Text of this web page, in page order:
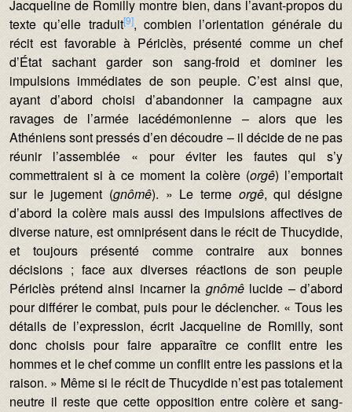
Jacqueline de Romilly montre bien, dans l’avant-propos du
texte qu’elle traduit[9], combien l’orientation générale du
récit est favorable à Périclès, présenté comme un chef
d’État sachant garder son sang-froid et dominer les
impulsions immédiates de son peuple. C’est ainsi que,
ayant d’abord choisi d’abandonner la campagne aux
ravages de l’armée lacédémonienne – alors que les
Athéniens sont pressés d’en découdre – il décide de ne pas
réunir l’assemblée « pour éviter les fautes qui s’y
commettraient si à ce moment la colère (orgê) l’emportait
sur le jugement (gnômê). » Le terme orgê, qui désigne
d’abord la colère mais aussi des impulsions affectives de
diverse nature, est omniprésent dans le récit de Thucydide,
et toujours présenté comme contraire aux bonnes
décisions ; face aux diverses réactions de son peuple
Périclès prétend ainsi incarner la gnômêlucide – d’abord
pour différer le combat, puis pour le déclencher. « Tous les
détails de l’expression, écrit Jacqueline de Romilly, sont
donc choisis pour faire apparaître ce conflit entre les
hommes et le chef comme un conflit entre les passions et la
raison. » Même si le récit de Thucydide n’est pas totalement
neutre il reste que cette opposition entre colère et sang-